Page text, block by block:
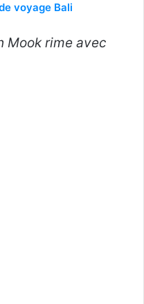
voyage Bali
Mook rime avec